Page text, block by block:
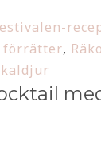
förrätter,